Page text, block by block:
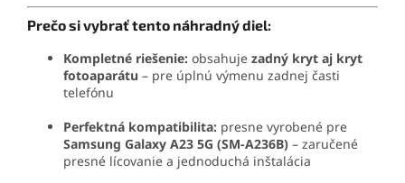
Prečo si vybrať tento náhradný diel:
Kompletné riešenie: obsahuje zadný kryt aj kryt
fotoaparátu – pre úplnú výmenu zadnej časti
telefónu
Perfektná kompatibilita: presne vyrobené pre
Samsung Galaxy A23 5G (SM-A236B) – zaručené
presné lícovanie a jednoduchá inštalácia